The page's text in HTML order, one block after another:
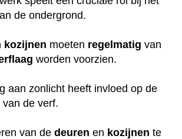
de ondergrond.
kozijnen moeten regelmatig van
worden voorzien.
aan zonlicht heeft invloed op de
de verf.
van de deuren en kozijnen te